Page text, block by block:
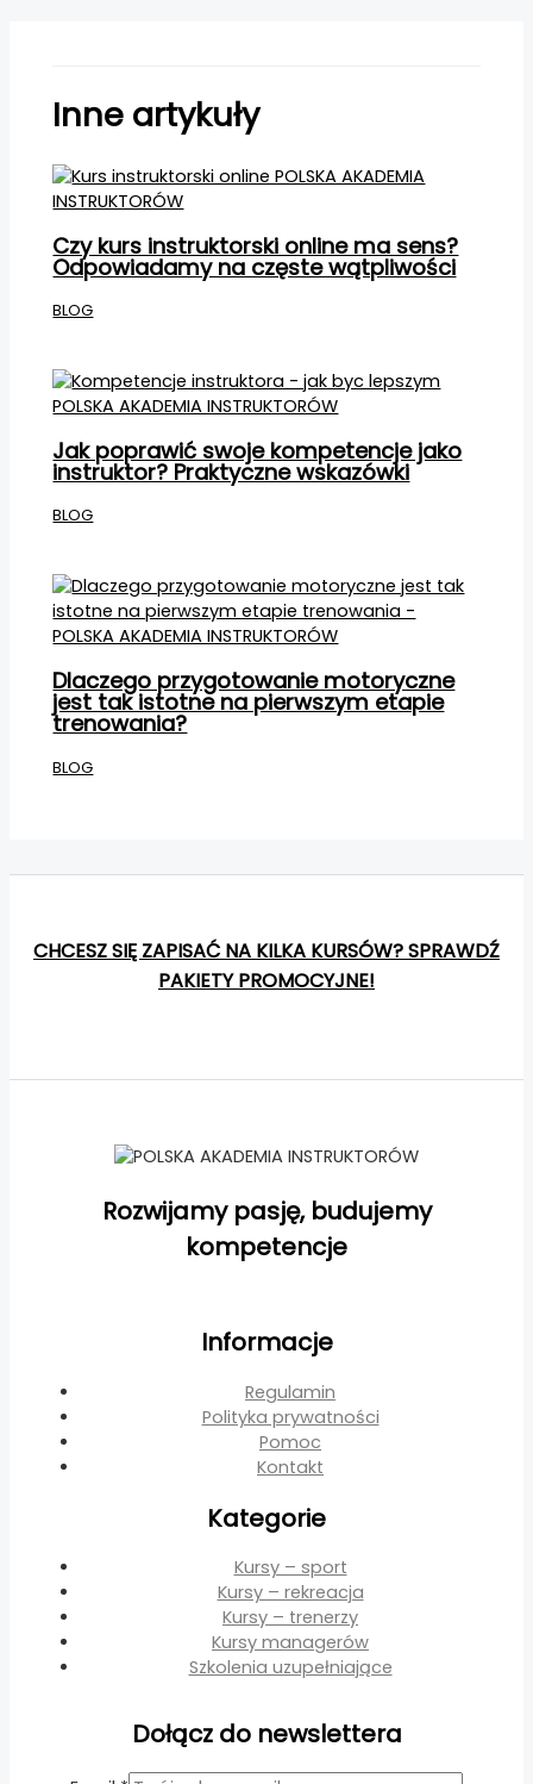
Inne artykuły
Czy kurs instruktorski online ma sens?
Odpowiadamy na częste wątpliwości
BLOG
Jak poprawić swoje kompetencje jako
instruktor? Praktyczne wskazówki
BLOG
Dlaczego przygotowanie motoryczne
jest tak istotne na pierwszym etapie
trenowania?
BLOG
CHCESZ SIĘ ZAPISAĆ NA KILKA KURSÓW? SPRAWDŹ
PAKIETY PROMOCYJNE!
Rozwijamy pasję, budujemy
kompetencje
Informacje
Regulamin
Polityka prywatności
Pomoc
Kontakt
Kategorie
Kursy – sport
Kursy – rekreacja
Kursy – trenerzy
Kursy managerów
Szkolenia uzupełniające
Dołącz do newslettera